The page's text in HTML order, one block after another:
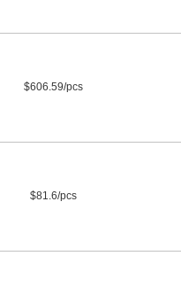
$606.59/pcs
$81.6/pcs